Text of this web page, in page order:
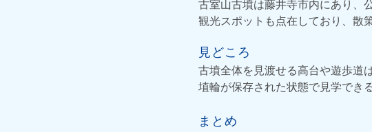
古室山古墳は藤井寺市内にあり、
観光スポットも点在しており、散
見どころ
古墳全体を見渡せる高台や遊歩道
埴輪が保存された状態で見学でき
まとめ